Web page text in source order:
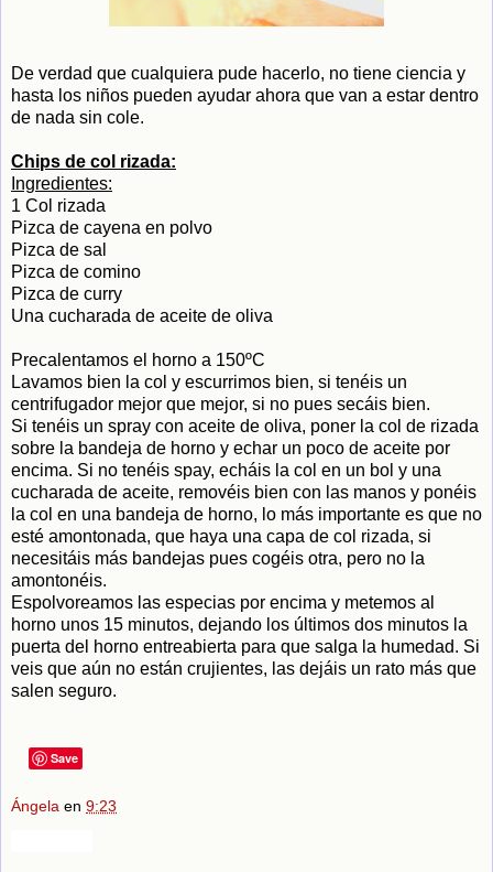
De verdad que cualquiera pude hacerlo, no tiene ciencia y
hasta los niños pueden ayudar ahora que van a estar dentro
de nada sin cole.
Chips de col rizada:
Ingredientes:
1 Col rizada
Pizca de cayena en polvo
Pizca de sal
Pizca de comino
Pizca de curry
Una cucharada de aceite de oliva
Precalentamos el horno a 150ºC
Lavamos bien la col y escurrimos bien, si tenéis un
centrifugador mejor que mejor, si no pues secáis bien.
Si tenéis un spray con aceite de oliva, poner la col de rizada
sobre la bandeja de horno y echar un poco de aceite por
encima. Si no tenéis spay, echáis la col en un bol y una
cucharada de aceite, removéis bien con las manos y ponéis
la col en una bandeja de horno, lo más importante es que no
esté amontonada, que haya una capa de col rizada, si
necesitáis más bandejas pues cogéis otra, pero no la
amontonéis.
Espolvoreamos las especias por encima y metemos al
horno unos 15 minutos, dejando los últimos dos minutos la
puerta del horno entreabierta para que salga la humedad. Si
veis que aún no están crujientes, las dejáis un rato más que
salen seguro.
Save
Ángela en 9:23